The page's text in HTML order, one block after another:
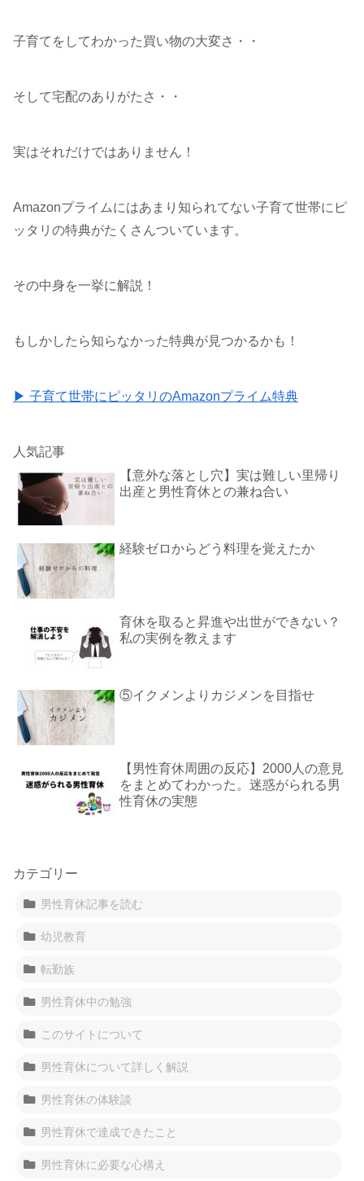
子育てをしてわかった買い物の大変さ・・
そして宅配のありがたさ・・
実はそれだけではありません！
Amazonプライムにはあまり知られてない子育て世帯にピ
ッタリの特典がたくさんついています。
その中身を一挙に解説！
もしかしたら知らなかった特典が見つかるかも！
▶ 子育て世帯にピッタリのAmazonプライム特典
人気記事
【意外な落とし穴】実は難しい里帰り
出産と男性育休との兼ね合い
経験ゼロからどう料理を覚えたか
育休を取ると昇進や出世ができない？
私の実例を教えます
⑤イクメンよりカジメンを目指せ
【男性育休周囲の反応】2000人の意見
をまとめてわかった。迷惑がられる男
性育休の実態
カテゴリー
男性育休記事を読む
幼児教育
転勤族
男性育休中の勉強
このサイトについて
男性育休について詳しく解説
男性育休の体験談
男性育休で達成できたこと
男性育休に必要な心構え